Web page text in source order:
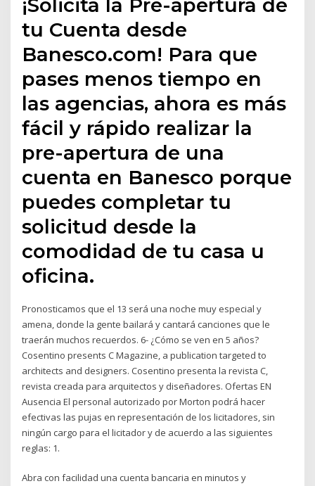
tu Cuenta desde
Banesco.com! Para que
pases menos tiempo en
las agencias, ahora es más
fácil y rápido realizar la
pre-apertura de una
cuenta en Banesco porque
puedes completar tu
solicitud desde la
comodidad de tu casa u
oficina.
Pronosticamos que el 13 será una noche muy especial y
amena, donde la gente bailará y cantará canciones que le
traerán muchos recuerdos. 6- ¿Cómo se ven en 5 años?
Cosentino presents C Magazine, a publication targeted to
architects and designers. Cosentino presenta la revista C,
revista creada para arquitectos y diseñadores. Ofertas EN
Ausencia El personal autorizado por Morton podrá hacer
efectivas las pujas en representación de los licitadores, sin
ningún cargo para el licitador y de acuerdo a las siguientes
reglas: 1.
Abra con facilidad una cuenta bancaria en minutos y